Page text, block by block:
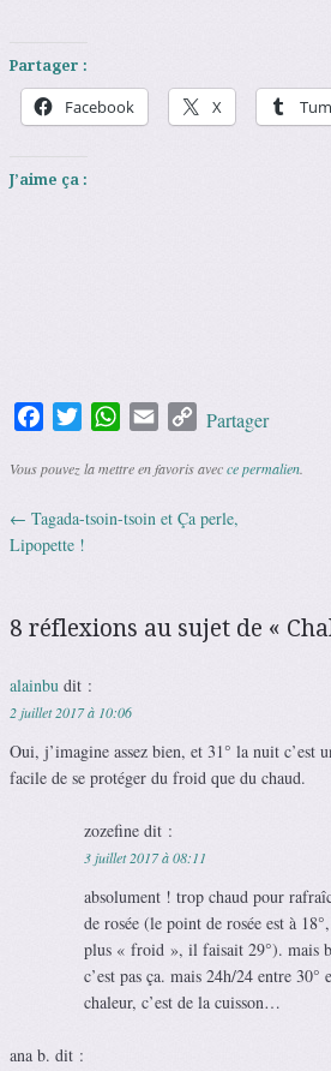
Partager :
Facebook X
J’aime ça :
FacebookTwitterWhatsApp
Email Copy
Partager
Vous pouvez la mettre en favoris avecce permalien.
Navigation des articles
← Tagada-tsoin-tsoin et Ça perle,
Lipopette !
8 réflexions au sujet de «
alainbu dit :
2 juillet 2017 à 10:06
Oui, j’imagine assez bien, et 31° la nuit c’est
facile de se protéger du froid que du chaud.
zozefine dit :
3 juillet 2017 à 08:11
absolument ! trop chaud pour
de rosée (le point de rosée est à
plus « froid », il faisait 29°). mais
c’est pas ça. mais 24h/24 entre 30°
chaleur, c’est de la cuisson…
ana b. dit :